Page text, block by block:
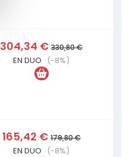
304,34 € 330,80 €
EN DUO (-8%)
165,42 € 179,80 €
EN DUO (-8%)